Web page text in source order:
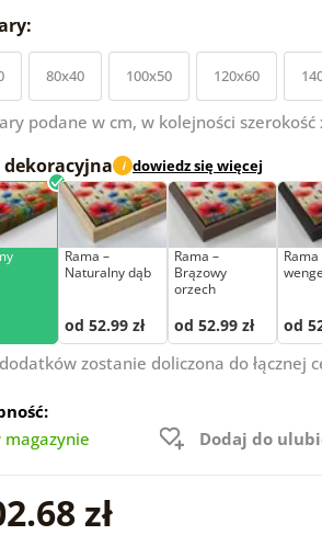
80x40 100x50 120x60
podane w cm, w kolejności szerokość
dekoracyjna i dowiedz się więcej
Rama –
Naturalny dąb
od 52.99 zł
Rama –
Brązowy
orzech
od 52.99 zł
wenge
od
zostanie doliczona do łącznej
magazynie
Dodaj do
zł